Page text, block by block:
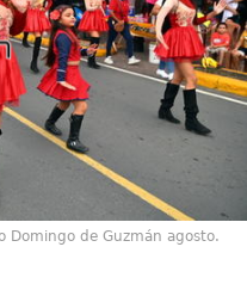
Domingo de Guzmán agosto.